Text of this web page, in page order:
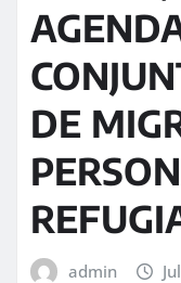
DE
admin